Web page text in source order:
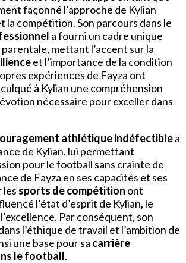
façonné l’approche de Kylian
la compétition. Son parcours dans le
a fourni un cadre unique
mettant l’accent sur la
et l’importance de la condition
expériences de Fayza ont
à Kylian une compréhension
nécessaire pour exceller dans
athlétique indéfectiblea
de Kylian, lui permettant
pour le football sans crainte de
de Fayza en ses capacités et ses
les sports de compétition ont
l’état d’esprit de Kylian, le
Par conséquent, son
l’éthique de travail et l’ambition de
une base pour sa carrière
le football.